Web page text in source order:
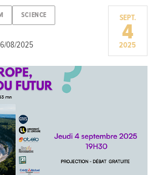
SCIENCE
08/2025
SEPT.
4
2025